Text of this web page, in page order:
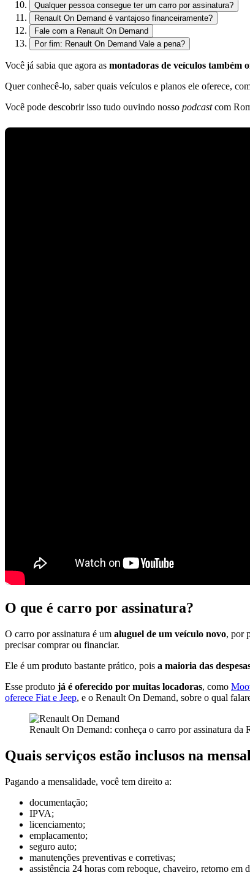
Qualquer pessoa consegue ter um carro por assinatura?
Renault On Demand é vantajoso financeiramente?
Fale com a Renault On Demand
Por fim: Renault On Demand Vale a pena?
Você já sabia que agora as montadoras de veículos também
Quer conhecê-lo, saber quais veículos e planos ele oferece,
Você pode descobrir isso tudo ouvindo nosso podcastcom
O que é carro por assinatura?
O carro por assinatura é um aluguel de um veículo novo, por
precisar comprar ou financiar.
Ele é um produto bastante prático, pois a maioria das
Esse produto já é oferecido por muitas locadoras, como
oferece Fiat e Jeep, e o Renault On Demand, sobre o qual
Renault On Demand: conheça o carro por assinatura da
Quais serviços estão inclusos na
Pagando a mensalidade, você tem direito a:
documentação;
IPVA;
licenciamento;
emplacamento;
seguro auto;
manutenções preventivas e corretivas;
assistência 24 horas com reboque, chaveiro, retorno em